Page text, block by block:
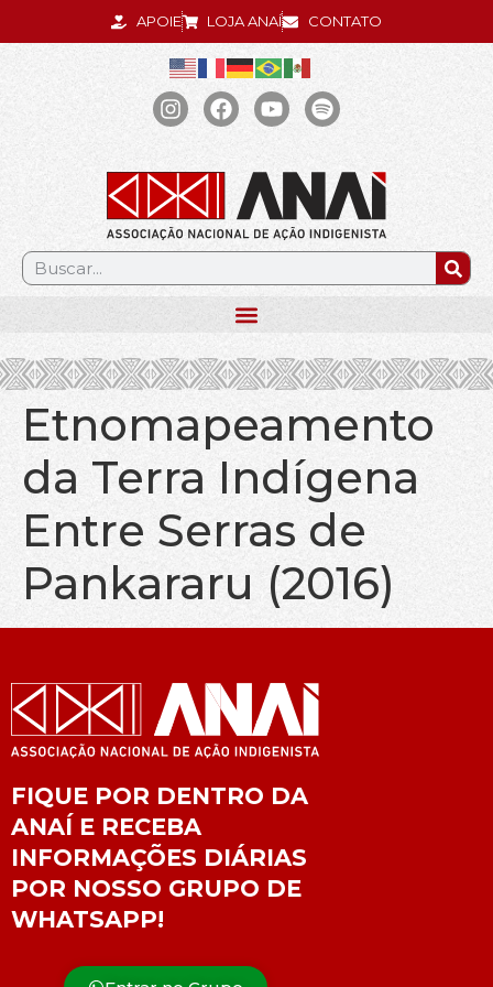
APOIE LOJA ANAÍ CONTATO
.
Etnomapeamento
da Terra Indígena
Entre Serras de
Pankararu (2016)
FIQUE POR DENTRO DA
ANAÍ E RECEBA
INFORMAÇÕES DIÁRIAS
POR NOSSO GRUPO DE
WHATSAPP!